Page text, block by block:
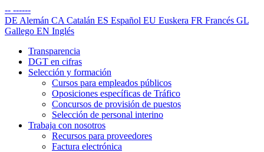
-- ------
DE Alemán CA Catalán ES Español EU Euskera FR Francés GL
Gallego EN Inglés
Transparencia
DGT en cifras
Selección y formación
Cursos para empleados públicos
Oposiciones específicas de Tráfico
Concursos de provisión de puestos
Selección de personal interino
Trabaja con nosotros
Recursos para proveedores
Factura electrónica